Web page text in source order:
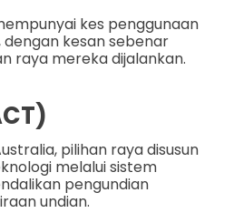
kes penggunaan
dengan kesan sebenar
raya mereka dijalankan.
pilihan raya disusun
melalui sistem
pengundian
undian.